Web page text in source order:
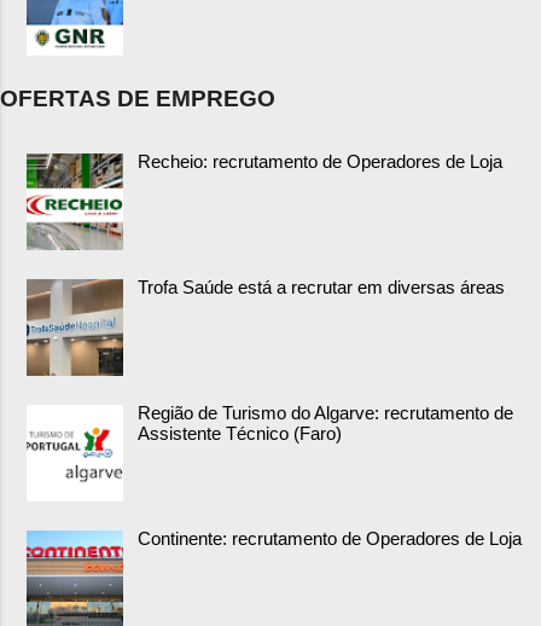
OFERTAS DE EMPREGO
Recheio: recrutamento de Operadores de Loja
Trofa Saúde está a recrutar em diversas áreas
Região de Turismo do Algarve: recrutamento de
Assistente Técnico (Faro)
Continente: recrutamento de Operadores de Loja